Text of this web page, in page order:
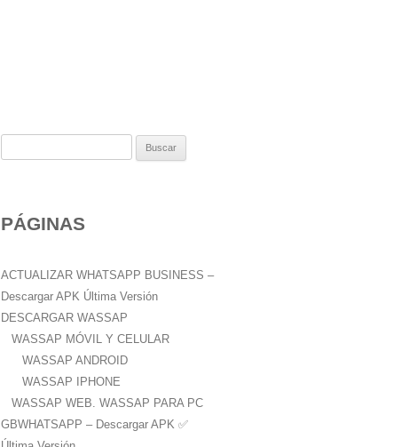
a
:
PÁGINAS
ACTUALIZAR WHATSAPP BUSINESS –
Descargar APK Última Versión
DESCARGAR WASSAP
WASSAP MÓVIL Y CELULAR
WASSAP ANDROID
WASSAP IPHONE
WASSAP WEB. WASSAP PARA PC
GBWHATSAPP – Descargar APK ✅️